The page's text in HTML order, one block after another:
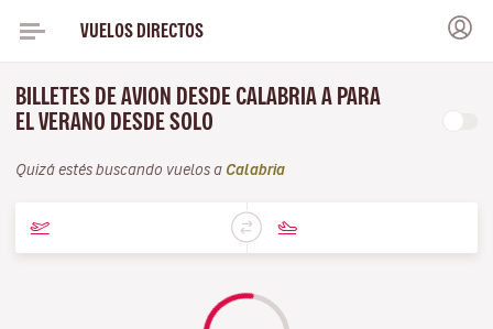
VUELOS DIRECTOS
BILLETES DE AVION DESDE CALABRIA A PARA
EL VERANO DESDE SOLO
Quizá estés buscando vuelos a Calabria